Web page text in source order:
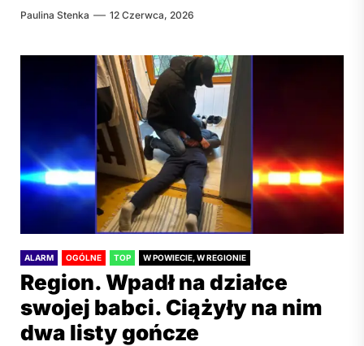
Paulina Stenka 12 Czerwca, 2026
ALARM OGÓLNE TOP W POWIECIE, W REGIONIE
Region. Wpadł na działce
swojej babci. Ciążyły na nim
dwa listy gończe